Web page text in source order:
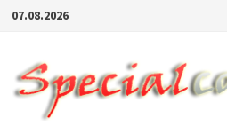
07.08.2026